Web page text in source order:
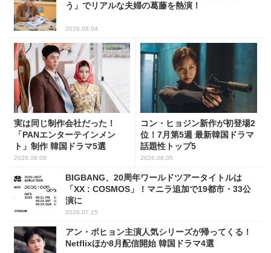
う」でリアルな夫婦の葛藤を熱演！
2026.08.04
実は同じ制作会社だった！
「PANエンターテインメン
ト」制作 韓国ドラマ5選
2026.08.06
コン・ヒョジン新作が初登場2
位！7月第5週 最新韓国ドラマ
話題性トップ5
2026.08.05
BIGBANG、20周年ワールドツアータイトルは
「XX : COSMOS」！マニラ追加で19都市・33公
演に
2026.07.15
アン・ボヒョン主演人気シリーズが帰ってくる！
Netflixほか8月配信開始 韓国ドラマ4選